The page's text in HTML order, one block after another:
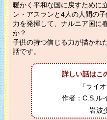
暖かく平和な国に戻すために
ン・アスランと4人の人間の
力を発揮して、ナルニア国に
か？
子供の持つ信じる力が描かれ
話です。
詳しい話はこ
『ライ
作者：C.S.ル
岩波